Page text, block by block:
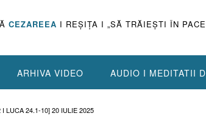
CEZAREEA I REŞIŢA I „SĂ TRĂIEŞTI ÎN
ARHIVA VIDEO AUDIO I MEDITATII
LUCA 24.1-10] 20 IULIE 2025